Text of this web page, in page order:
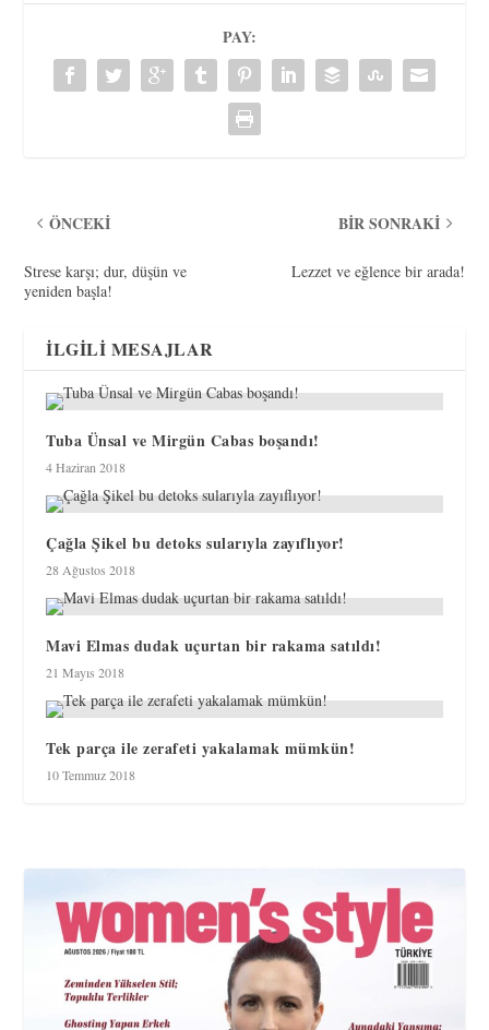
PAY:
ÖNCEKI
Strese karşı; dur, düşün ve
yeniden başla!
BIR SONRAKI
Lezzet ve eğlence bir arada!
İLGILI MESAJLAR
Tuba Ünsal ve Mirgün Cabas boşandı!
4 Haziran 2018
Çağla Şikel bu detoks sularıyla zayıflıyor!
28 Ağustos 2018
Mavi Elmas dudak uçurtan bir rakama satıldı!
21 Mayıs 2018
Tek parça ile zerafeti yakalamak mümkün!
10 Temmuz 2018